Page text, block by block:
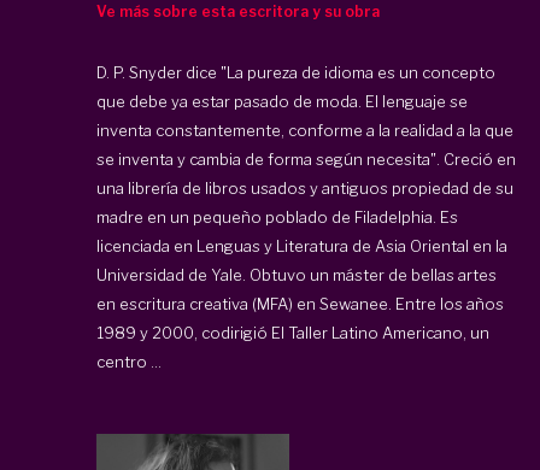
Ve más sobre esta escritora y su obra
D. P. Snyder dice "La pureza de idioma es un concepto
que debe ya estar pasado de moda. El lenguaje se
inventa constantemente, conforme a la realidad a la que
se inventa y cambia de forma según necesita". Creció en
una librería de libros usados y antiguos propiedad de su
madre en un pequeño poblado de Filadelphia. Es
licenciada en Lenguas y Literatura de Asia Oriental en la
Universidad de Yale. Obtuvo un máster de bellas artes
en escritura creativa (MFA) en Sewanee. Entre los años
1989 y 2000, codirigió El Taller Latino Americano, un
centro ...